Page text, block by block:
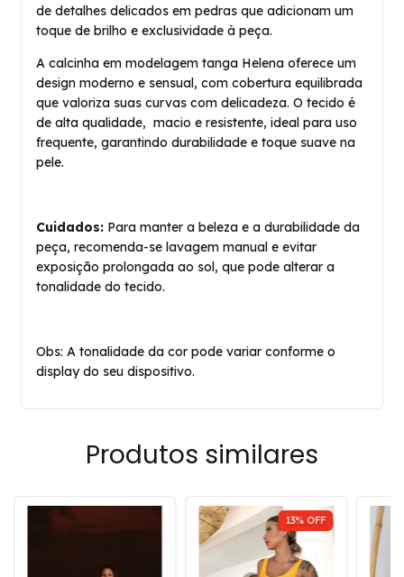
de detalhes delicados em pedras que adicionam um
toque de brilho e exclusividade à peça.
A calcinha em modelagem tanga Helena oferece um
design moderno e sensual, com cobertura equilibrada
que valoriza suas curvas com delicadeza. O tecido é
de alta qualidade, macio e resistente, ideal para uso
frequente, garantindo durabilidade e toque suave na
pele.
Cuidados: Para manter a beleza e a durabilidade da
peça, recomenda-se lavagem manual e evitar
exposição prolongada ao sol, que pode alterar a
tonalidade do tecido.
Obs: A tonalidade da cor pode variar conforme o
display do seu dispositivo.
Produtos similares
13% OFF